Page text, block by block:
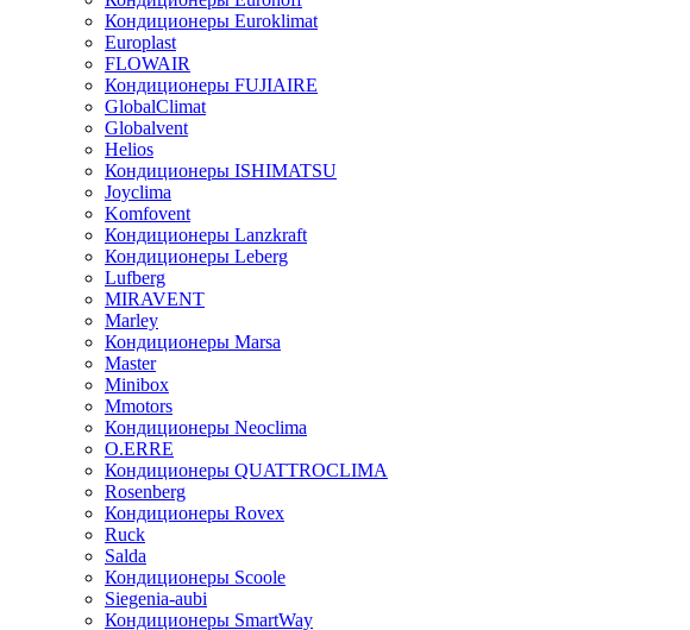
Кондиционеры Euroklimat
Europlast
FLOWAIR
Кондиционеры FUJIAIRE
GlobalClimat
Globalvent
Helios
Кондиционеры ISHIMATSU
Joyclima
Komfovent
Кондиционеры Lanzkraft
Кондиционеры Leberg
Lufberg
MIRAVENT
Marley
Кондиционеры Marsa
Master
Minibox
Mmotors
Кондиционеры Neoclima
O.ERRE
Кондиционеры QUATTROCLIMA
Rosenberg
Кондиционеры Rovex
Ruck
Salda
Кондиционеры Scoole
Siegenia-aubi
Кондиционеры SmartWay